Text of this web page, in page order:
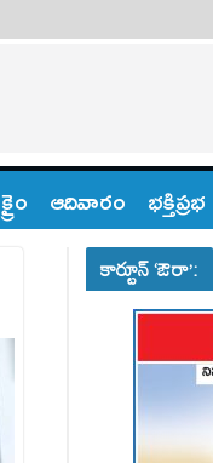
క్రైం ఆదివారం భక్తిప్రభ
కార్టూన్ ‘ఔరా’: